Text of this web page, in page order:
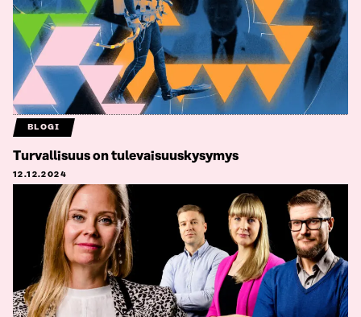
BLOGI
Turvallisuus on tulevaisuuskysymys
12.12.2024